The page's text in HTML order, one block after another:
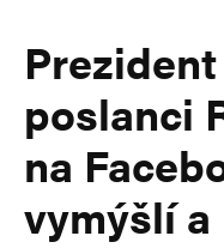
poslanci
na
vymýšlí a